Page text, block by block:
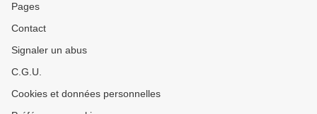
Pages
Contact
Signaler un abus
C.G.U.
Cookies et données personnelles